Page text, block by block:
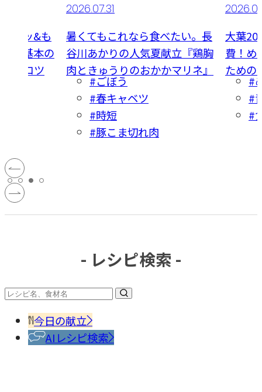
クッ&も
『基本の
のコツ
2026.07.31
暑くてもこれなら食べたい。長
谷川あかりの人気夏献立『鶏胸
肉ときゅうりのおかかマリネ』
#ごぼう
#春キャベツ
#時短
#豚こま切れ肉
大葉20
費！め
ための
#
#
#
- レシピ検索 -
今日の献立
AIレシピ検索